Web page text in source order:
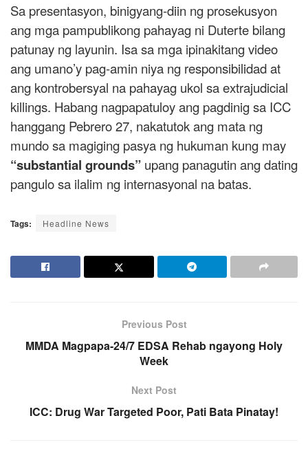
Sa presentasyon, binigyang-diin ng prosekusyon
ang mga pampublikong pahayag ni Duterte bilang
patunay ng layunin. Isa sa mga ipinakitang video
ang umano’y pag-amin niya ng responsibilidad at
ang kontrobersyal na pahayag ukol sa extrajudicial
killings. Habang nagpapatuloy ang pagdinig sa ICC
hanggang Pebrero 27, nakatutok ang mata ng
mundo sa magiging pasya ng hukuman kung may
“substantial grounds” upang panagutin ang dating
pangulo sa ilalim ng internasyonal na batas.
Tags: Headline News
Previous Post
MMDA Magpapa-24/7 EDSA Rehab ngayong Holy
Week
Next Post
ICC: Drug War Targeted Poor, Pati Bata Pinatay!